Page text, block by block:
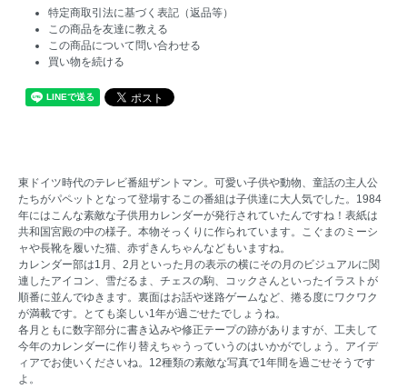
特定商取引法に基づく表記（返品等）
この商品を友達に教える
この商品について問い合わせる
買い物を続ける
東ドイツ時代のテレビ番組ザントマン。可愛い子供や動物、童話の主人公
たちがパペットとなって登場するこの番組は子供達に大人気でした。1984
年にはこんな素敵な子供用カレンダーが発行されていたんですね！表紙は
共和国宮殿の中の様子。本物そっくりに作られています。こぐまのミーシ
ャや長靴を履いた猫、赤ずきんちゃんなどもいますね。
カレンダー部は1月、2月といった月の表示の横にその月のビジュアルに関
連したアイコン、雪だるま、チェスの駒、コックさんといったイラストが
順番に並んでゆきます。裏面はお話や迷路ゲームなど、捲る度にワクワク
が満載です。とても楽しい1年が過ごせたでしょうね。
各月ともに数字部分に書き込みや修正テープの跡がありますが、工夫して
今年のカレンダーに作り替えちゃうっていうのはいかがでしょう。アイデ
ィアでお使いくださいね。12種類の素敵な写真で1年間を過ごせそうです
よ。